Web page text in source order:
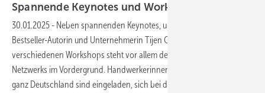
Spannende Keynotes und Workshops:
30.01.2025 - Neben spannenden Keynotes, unter anderem von
Bestseller-Autorin und Unternehmerin Tijen Onaran, und
verschiedenen Workshops steht vor allem der Aufbau eines
Netzwerks im Vordergrund. Handwerkerinnen und Interessierte aus
ganz Deutschland sind eingeladen, sich bei dem Treffen